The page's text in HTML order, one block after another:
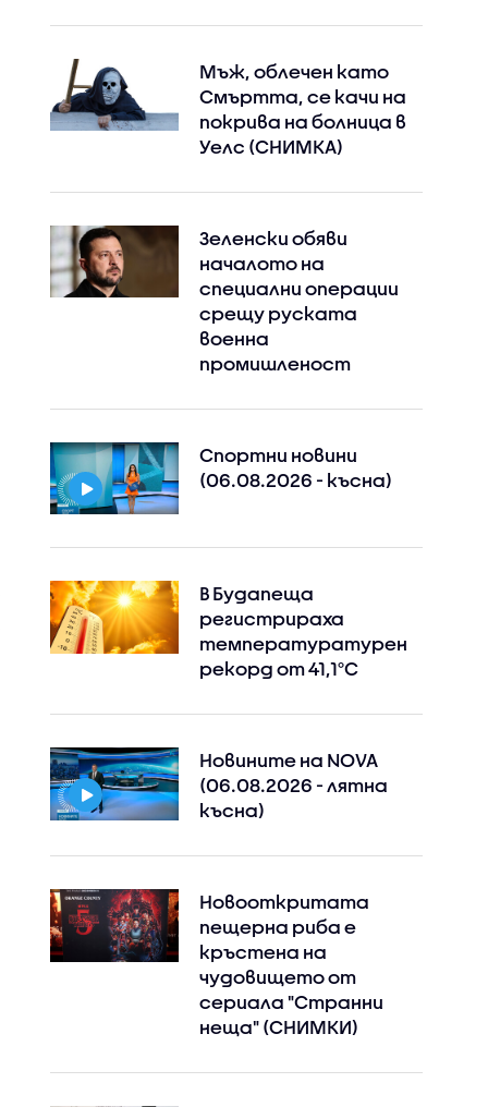
Instagram
Мъж, облечен като
Смъртта, се качи на
покрива на болница в
Уелс (СНИМКА)
Зеленски обяви
началото на
специални операции
срещу руската
военна
промишленост
Спортни новини
(06.08.2026 - късна)
В Будапеща
регистрираха
температуратурен
рекорд от 41,1°C
Новините на NOVA
(06.08.2026 - лятна
късна)
Новооткритата
пещерна риба е
кръстена на
чудовището от
сериала "Странни
неща" (СНИМКИ)